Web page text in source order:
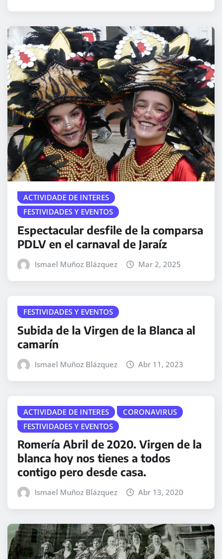
ACTIVIDADE DE INTERES
FESTIVIDADES Y EVENTOS
Espectacular desfile de la comparsa
PDLV en el carnaval de Jaraíz
Ismael Muñoz Blázquez Mar 2, 2025
FESTIVIDADES Y EVENTOS
Subida de la Virgen de la Blanca al
camarín
Ismael Muñoz Blázquez Abr 11, 2023
ACTIVIDADE DE INTERES
CORONAVIRUS
FESTIVIDADES Y EVENTOS
Romería Abril de 2020. Virgen de la
blanca hoy nos tienes a todos
contigo pero desde casa.
Ismael Muñoz Blázquez Abr 13, 2020